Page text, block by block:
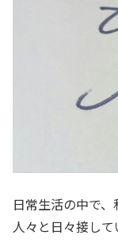
日常生活の中で
人々と日々接して